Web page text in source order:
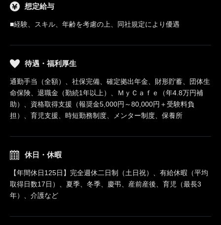
想定給与
■経験、スキル、年齢を考慮の上、同社規定により優遇
待遇・福利厚生
通勤手当（全額）、社保完備、確定拠出年金、財形貯蓄、団体生
命保険、退職金（勤続1年以上）、ＭｙＣａｆｅ（年4.8万円補
助）、資格取得支援（報奨金5,000円～80,000円＋受験料負
担）、育児支援、時短勤務制度、メンター制度、保養所
休日・休暇
【年間休日125日】完全週休二日制（土日祝）、有給休暇（平均
取得日数17日）、夏季、冬季、慶弔、産前産後、育児（最長3
年）、介護など